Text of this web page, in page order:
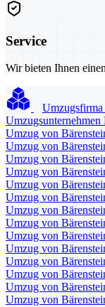
Service
Wir bieten Ihnen
Umzugsunternehmen
Umzug von
Umzug von
Umzug von
Umzug von
Umzug von
Umzug von
Umzug von
Umzug von
Umzug von
Umzug von
Umzug von
Umzug von
Umzug von
Umzug von